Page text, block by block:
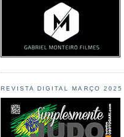
REVISTA DIGITAL MARÇO 2025